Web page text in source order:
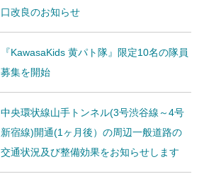
口改良のお知らせ
『KawasaKids 黄パト隊』限定10名の隊員
募集を開始
中央環状線山手トンネル(3号渋谷線～4号
新宿線)開通(1ヶ月後）の周辺一般道路の
交通状況及び整備効果をお知らせします